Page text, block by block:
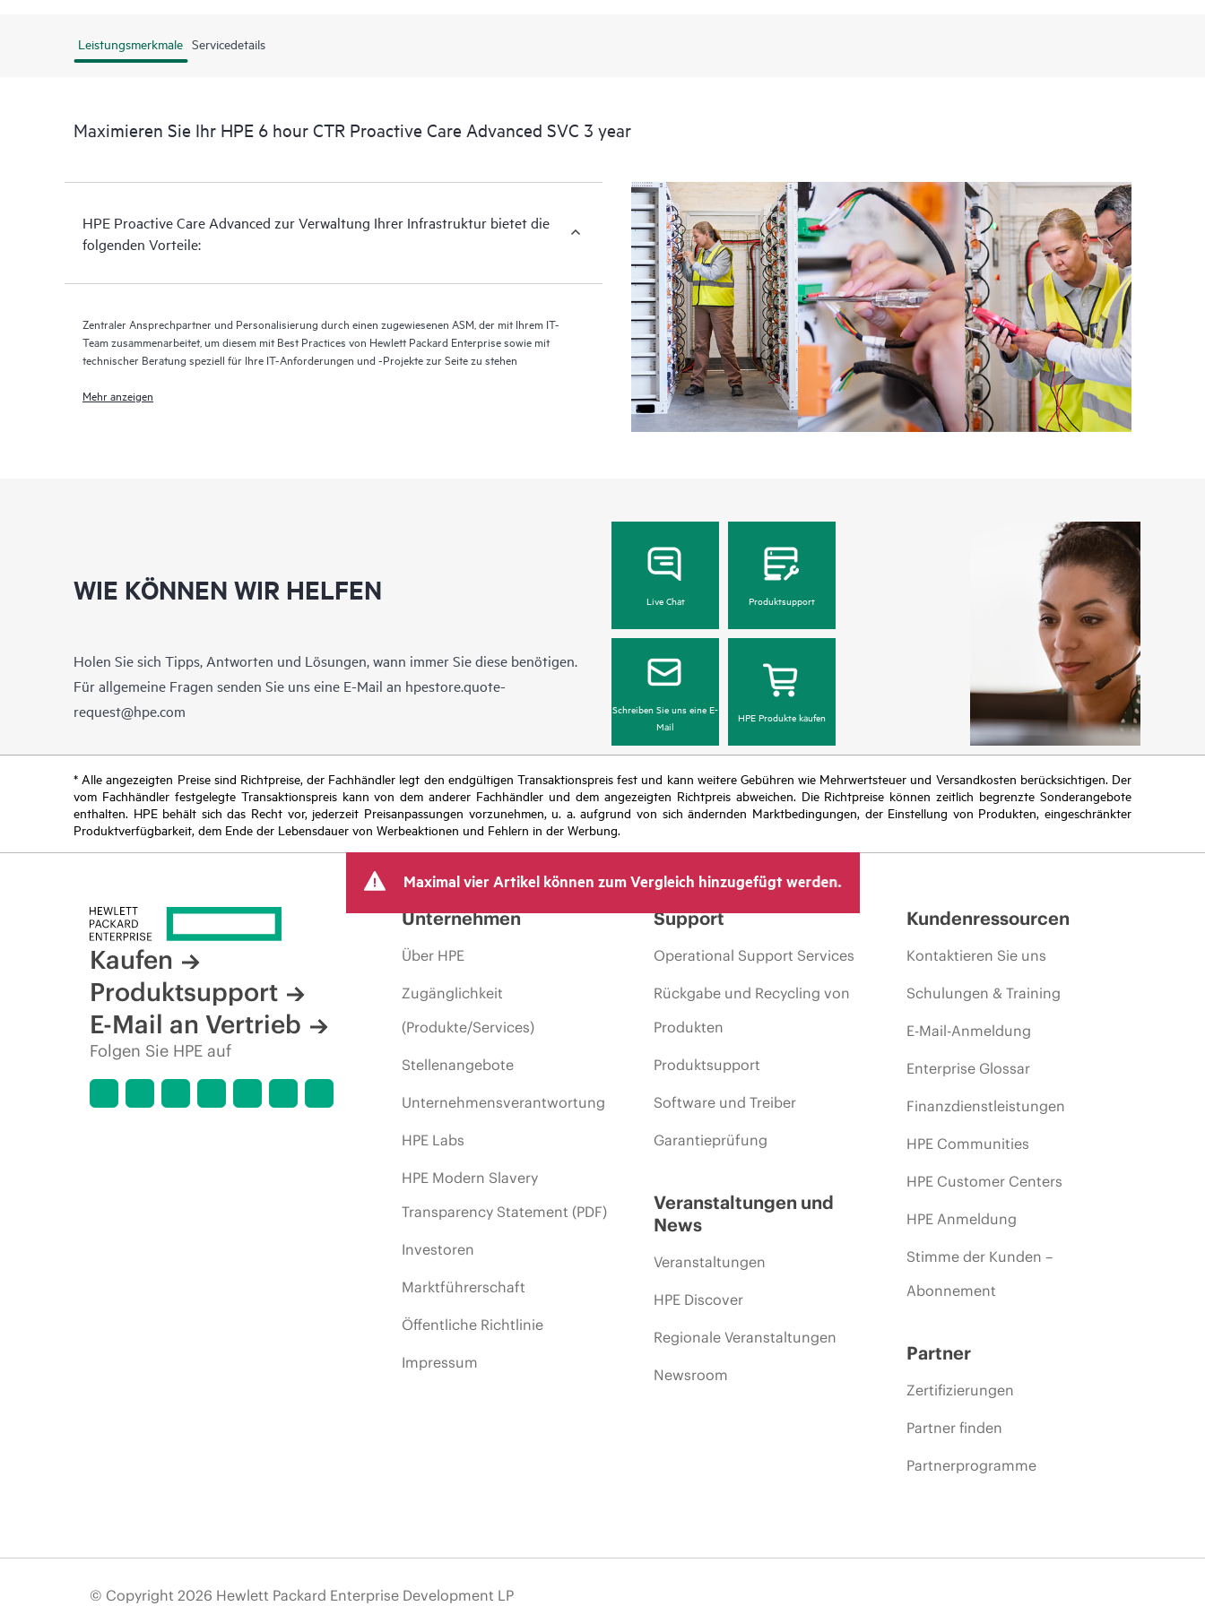
aktuelle Version der Technologie für Remote-Support ausgeführt werden.
Leistungsmerkmale Servicedetails
Maximieren Sie Ihr HPE 6 hour CTR Proactive Care Advanced SVC 3 year
HPE Proactive Care Advanced zur Verwaltung Ihrer Infrastruktur bietet die
folgenden Vorteile:
Zentraler Ansprechpartner und Personalisierung durch einen zugewiesenen ASM, der mit Ihrem IT-
Team zusammenarbeitet, um diesem mit Best Practices von Hewlett Packard Enterprise sowie mit
technischer Beratung speziell für Ihre IT-Anforderungen und -Projekte zur Seite zu stehen
Mehr anzeigen
WIE KÖNNEN WIR HELFEN
Holen Sie sich Tipps, Antworten und Lösungen, wann immer Sie diese benötigen.
Für allgemeine Fragen senden Sie uns eine E-Mail an hpestore.quote-
request@hpe.com
Live Chat Produktsupport
Schreiben Sie uns eine E-
Mail
HPE Produkte kaufen
* Alle angezeigten Preise sind Richtpreise, der Fachhändler legt den endgültigen Transaktionspreis fest und kann weitere Gebühren wie Mehrwertsteuer und Versandkosten berücksichtigen. Der
vom Fachhändler festgelegte Transaktionspreis kann von dem anderer Fachhändler und dem angezeigten Richtpreis abweichen. Die Richtpreise können zeitlich begrenzte Sonderangebote
enthalten. HPE behält sich das Recht vor, jederzeit Preisanpassungen vorzunehmen, u. a. aufgrund von sich ändernden Marktbedingungen, der Einstellung von Produkten, eingeschränkter
Produktverfügbarkeit, dem Ende der Lebensdauer von Werbeaktionen und Fehlern in der Werbung.
Maximal vier Artikel können zum Vergleich hinzugefügt werden.
Kaufen
Produktsupport
E-Mail an Vertrieb
Folgen Sie HPE auf
Unternehmen
Über HPE
Zugänglichkeit
(Produkte/Services)
Stellenangebote
Unternehmensverantwortung
HPE Labs
HPE Modern Slavery
Transparency Statement (PDF)
Investoren
Marktführerschaft
Öffentliche Richtlinie
Impressum
Support
Operational Support Services
Rückgabe und Recycling von
Produkten
Produktsupport
Software und Treiber
Garantieprüfung
Veranstaltungen und
News
Veranstaltungen
HPE Discover
Regionale Veranstaltungen
Newsroom
Kundenressourcen
Kontaktieren Sie uns
Schulungen & Training
E-Mail-Anmeldung
Enterprise Glossar
Finanzdienstleistungen
HPE Communities
HPE Customer Centers
HPE Anmeldung
Stimme der Kunden –
Abonnement
Partner
Zertifizierungen
Partner finden
Partnerprogramme
© Copyright 2026 Hewlett Packard Enterprise Development LP